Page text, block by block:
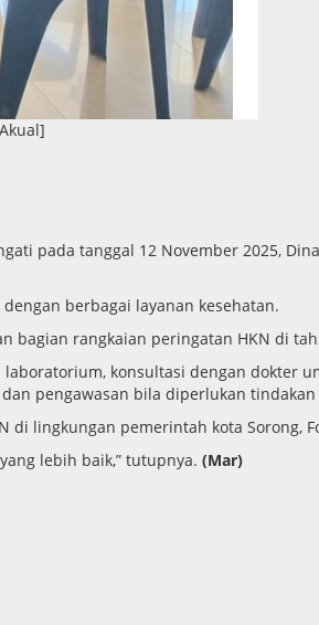
pada tanggal 12 November 2025,
berbagai layanan kesehatan.
bagian rangkaian peringatan HKN di
konsultasi dengan dokter
pengawasan bila diperlukan
lingkungan pemerintah kota Sorong,
lebih baik,” tutupnya. (Mar)